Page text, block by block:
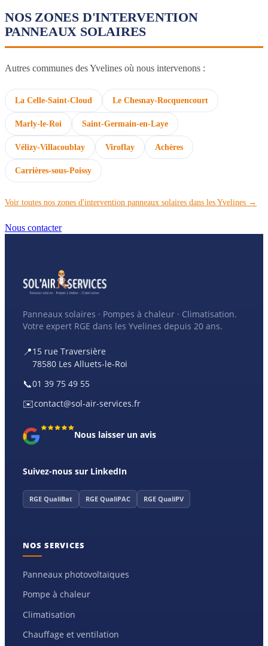
NOS ZONES D'INTERVENTION
PANNEAUX SOLAIRES
Autres communes des Yvelines où nous intervenons :
La Celle-Saint-Cloud Le Chesnay-Rocquencourt
Marly-le-Roi Saint-Germain-en-Laye
Vélizy-Villacoublay Viroflay Achères
Carrières-sous-Poissy
Voir toutes nos zones d'intervention panneaux solaires dans les Yvelines →
Nous contacter
Panneaux solaires · Pompes à chaleur · Climatisation.
Votre expert RGE dans les Yvelines depuis 20 ans.
📍15 rue Traversière
78580 Les Alluets-le-Roi
📞01 39 75 49 55
✉️contact@sol-air-services.fr
Nous laisser un avis
Suivez-nous sur LinkedIn
RGE QualiBat RGE QualiPAC RGE QualiPV
NOS SERVICES
Panneaux photovoltaïques
Pompe à chaleur
Climatisation
Chauffage et ventilation